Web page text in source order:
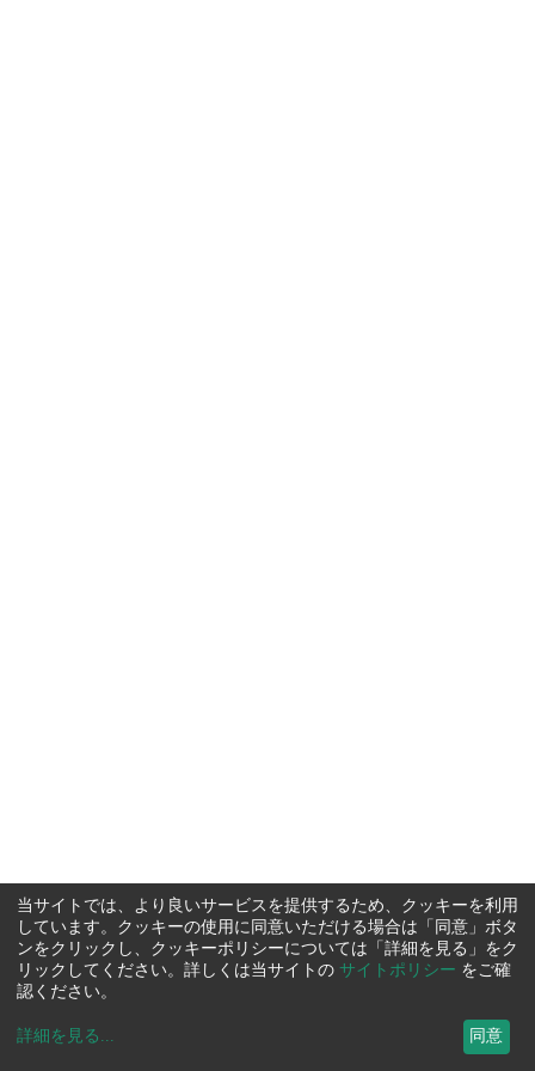
当サイトでは、より良いサービスを提供するため、クッキーを利用
しています。クッキーの使用に同意いただける場合は「同意」ボタ
ンをクリックし、クッキーポリシーについては「詳細を見る」をク
リックしてください。詳しくは当サイトの サイトポリシー をご確
認ください。
詳細を見る ... 同意